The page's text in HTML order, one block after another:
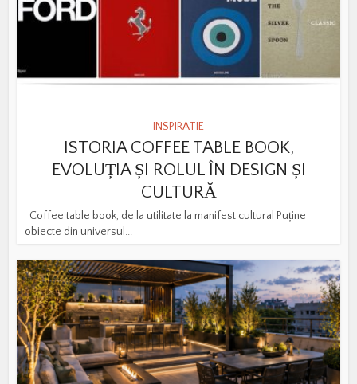
INSPIRATIE
ISTORIA COFFEE TABLE BOOK,
EVOLUȚIA ȘI ROLUL ÎN DESIGN ȘI
CULTURĂ
Coffee table book, de la utilitate la manifest cultural Puține
obiecte din universul...